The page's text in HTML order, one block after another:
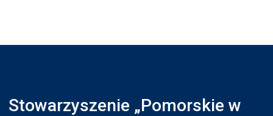
Stowarzyszenie „Pomorskie w